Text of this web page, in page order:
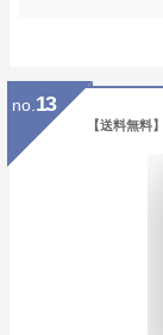
no. 13